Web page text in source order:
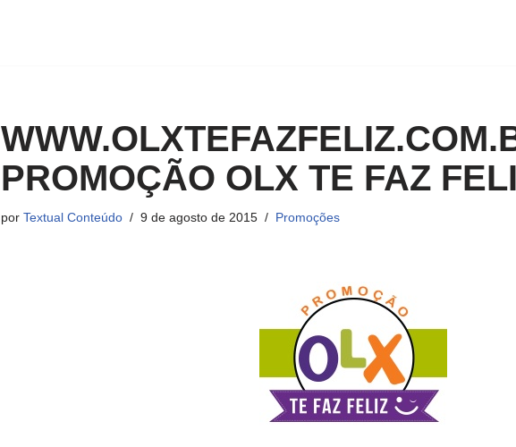
PROMOÇÃO OLX TE FAZ
por Textual Conteúdo 9 de agosto de 2015 Promoções